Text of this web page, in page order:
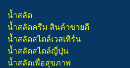
น้ำสลัด
น้ำสลัดครีม สินค้าขายดี
น้ำสลัดสไตล์เวสเทิร์น
น้ำสลัดสไตล์ญี่ปุ่น
น้ำสลัดเพื่อสุขภาพ